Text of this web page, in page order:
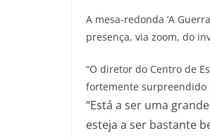
A mesa-redonda ‘A
presença, via zoom, do
“O diretor do Centro de
fortemente surpreendido
“Está a ser uma
esteja a ser bastante